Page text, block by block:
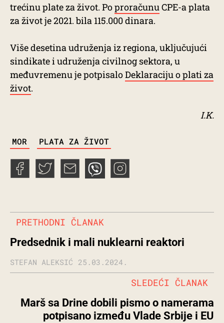
trećinu plate za život. PoproračunuCPE-a plata
za život je 2021. bila 115.000 dinara.
Više desetina udruženja iz regiona, uključujući
sindikate i udruženja civilnog sektora, u
međuvremenu je potpisaloDeklaraciju o plati za
život.
I.K.
MOR PLATA ZA ŽIVOT
PRETHODNI ČLANAK
Predsednik i mali nuklearni reaktori
STEFAN ALEKSIĆ 25.03.2024.
Marš sa Drine dobili pismo o namerama
potpisano između Vlade Srbije i EU
SLEDEĆI ČLANAK